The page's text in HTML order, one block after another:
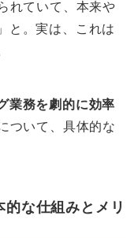
れていて、本来や
と。実は、これは
業務を劇的に効率
ついて、具体的な
な仕組みとメリ